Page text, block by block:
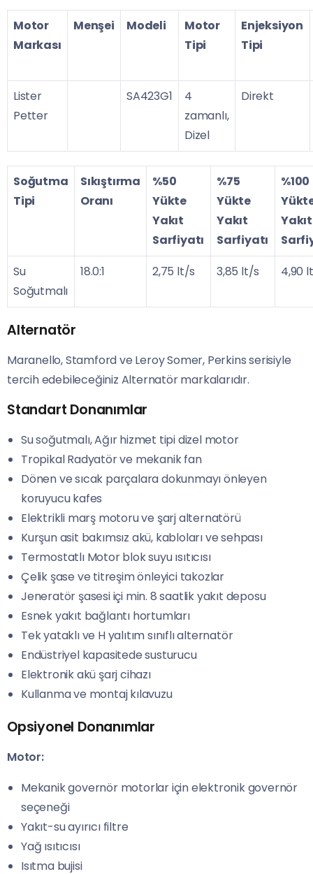
Motor
Markası
Menşei Modeli
Motor
Tipi
Enjeksiyon
Tipi
Lister
Petter
SA423G1
4
zamanlı,
Dizel
Direkt
Soğutma
Tipi
Sıkıştırma
Oranı
%50
Yükte
Yakıt
Sarfiyatı
%75
Yükte
Yakıt
Sarfiyatı
%100
Yakıt
Su
Soğutmalı
18.0:1 2,75 lt/s 3,85 lt/s 4,90
Alternatör
Maranello, Stamford ve Leroy Somer, Perkins serisiyle
tercih edebileceğiniz Alternatör markalarıdır.
Standart Donanımlar
Su soğutmalı, Ağır hizmet tipi dizel motor
Tropikal Radyatör ve mekanik fan
Dönen ve sıcak parçalara dokunmayı önleyen
koruyucu kafes
Elektrikli marş motoru ve şarj alternatörü
Kurşun asit bakımsız akü, kabloları ve sehpası
Termostatlı Motor blok suyu ısıtıcısı
Çelik şase ve titreşim önleyici takozlar
Jeneratör şasesi içi min. 8 saatlik yakıt deposu
Esnek yakıt bağlantı hortumları
Tek yataklı ve H yalıtım sınıflı alternatör
Endüstriyel kapasitede susturucu
Elektronik akü şarj cihazı
Kullanma ve montaj kılavuzu
Opsiyonel Donanımlar
Motor:
Mekanik governör motorlar için elektronik governör
seçeneği
Yakıt-su ayırıcı filtre
Yağ ısıtıcısı
Isıtma bujisi